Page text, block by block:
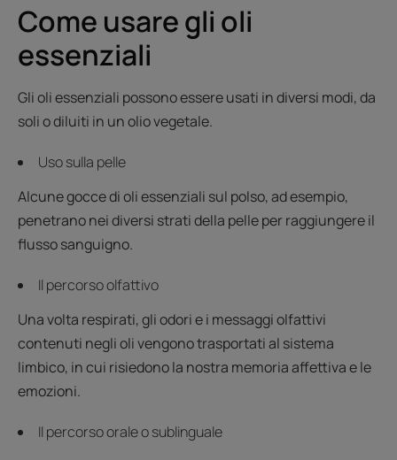
Come usare gli oli
essenziali
Gli oli essenziali possono essere usati in diversi modi, da
soli o diluiti in un olio vegetale.
Uso sulla pelle
Alcune gocce di oli essenziali sul polso, ad esempio,
penetrano nei diversi strati della pelle per raggiungere il
flusso sanguigno.
Il percorso olfattivo
Una volta respirati, gli odori e i messaggi olfattivi
contenuti negli oli vengono trasportati al sistema
limbico, in cui risiedono la nostra memoria affettiva e le
emozioni.
Il percorso orale o sublinguale